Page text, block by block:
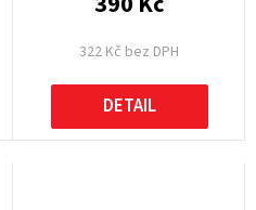
322 Kč bez DPH
DETAIL